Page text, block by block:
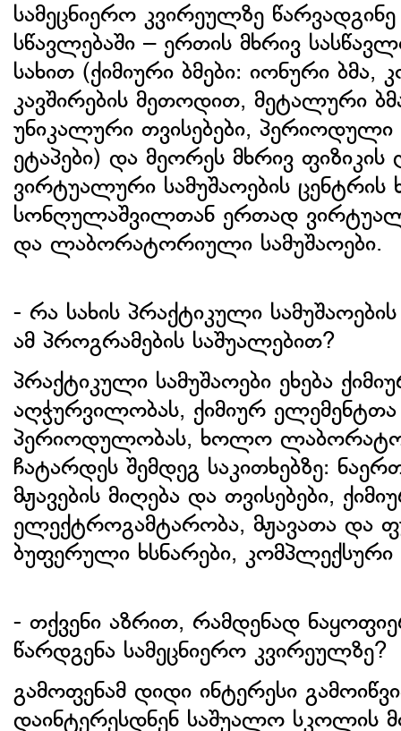
სამეცნიერო კვირეულზე
სწავლებაში – ერთის მხრივ
სახით (ქიმიური ბმები: იონური
კავშირების მეთოდით, მეტალური
უნიკალური თვისებები, პერიოდული
ეტაპები) და მეორეს მხრივ
ვირტუალური სამუშაოების
სონღულაშვილთან ერთად
და ლაბორატორიული სამუშაოები.
- რა სახის პრაქტიკული
ამ პროგრამების საშუალებით?
პრაქტიკული სამუშაოები ეხება
აღჭურვილობას, ქიმიურ
პერიოდულობას, ხოლო
ჩატარდეს შემდეგ საკითხებზე:
მჟავების მიღება და თვისებები,
ელექტროგამტარობა, მჟავათა და
ბუფერული ხსნარები,
- თქვენი აზრით, რამდენად
წარდგენა სამეცნიერო კვირეულზე?
გამოფენამ დიდი ინტერესი
დაინტერესდნენ საშუალო სკოლის